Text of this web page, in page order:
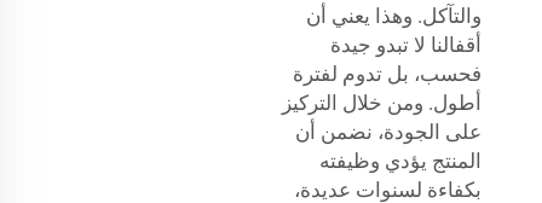
والتآكل. وهذا يعني أن
أقفالنا لا تبدو جيدة
فحسب، بل تدوم لفترة
أطول. ومن خلال التركيز
على الجودة، نضمن أن
المنتج يؤدي وظيفته
بكفاءة لسنوات عديدة،